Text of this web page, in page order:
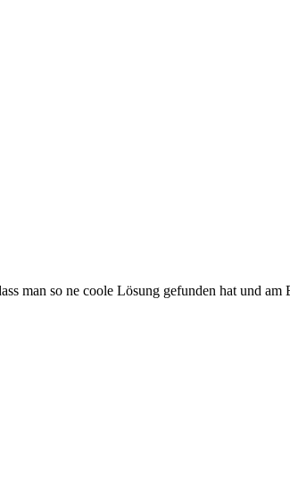
man so ne coole Lösung gefunden hat und am